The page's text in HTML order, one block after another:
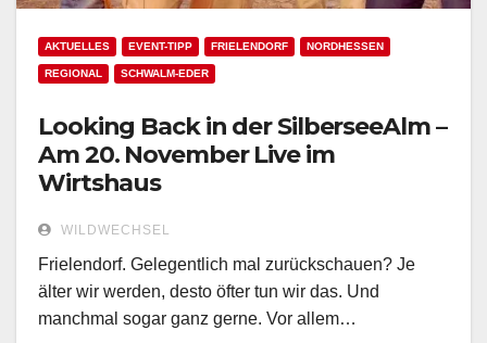
AKTUELLES EVENT-TIPP FRIELENDORF NORDHESSEN
REGIONAL SCHWALM-EDER
Looking Back in der SilberseeAlm –
Am 20. November Live im
Wirtshaus
WILDWECHSEL
Frielendorf. Gelegentlich mal zurückschauen? Je
älter wir werden, desto öfter tun wir das. Und
manchmal sogar ganz gerne. Vor allem…